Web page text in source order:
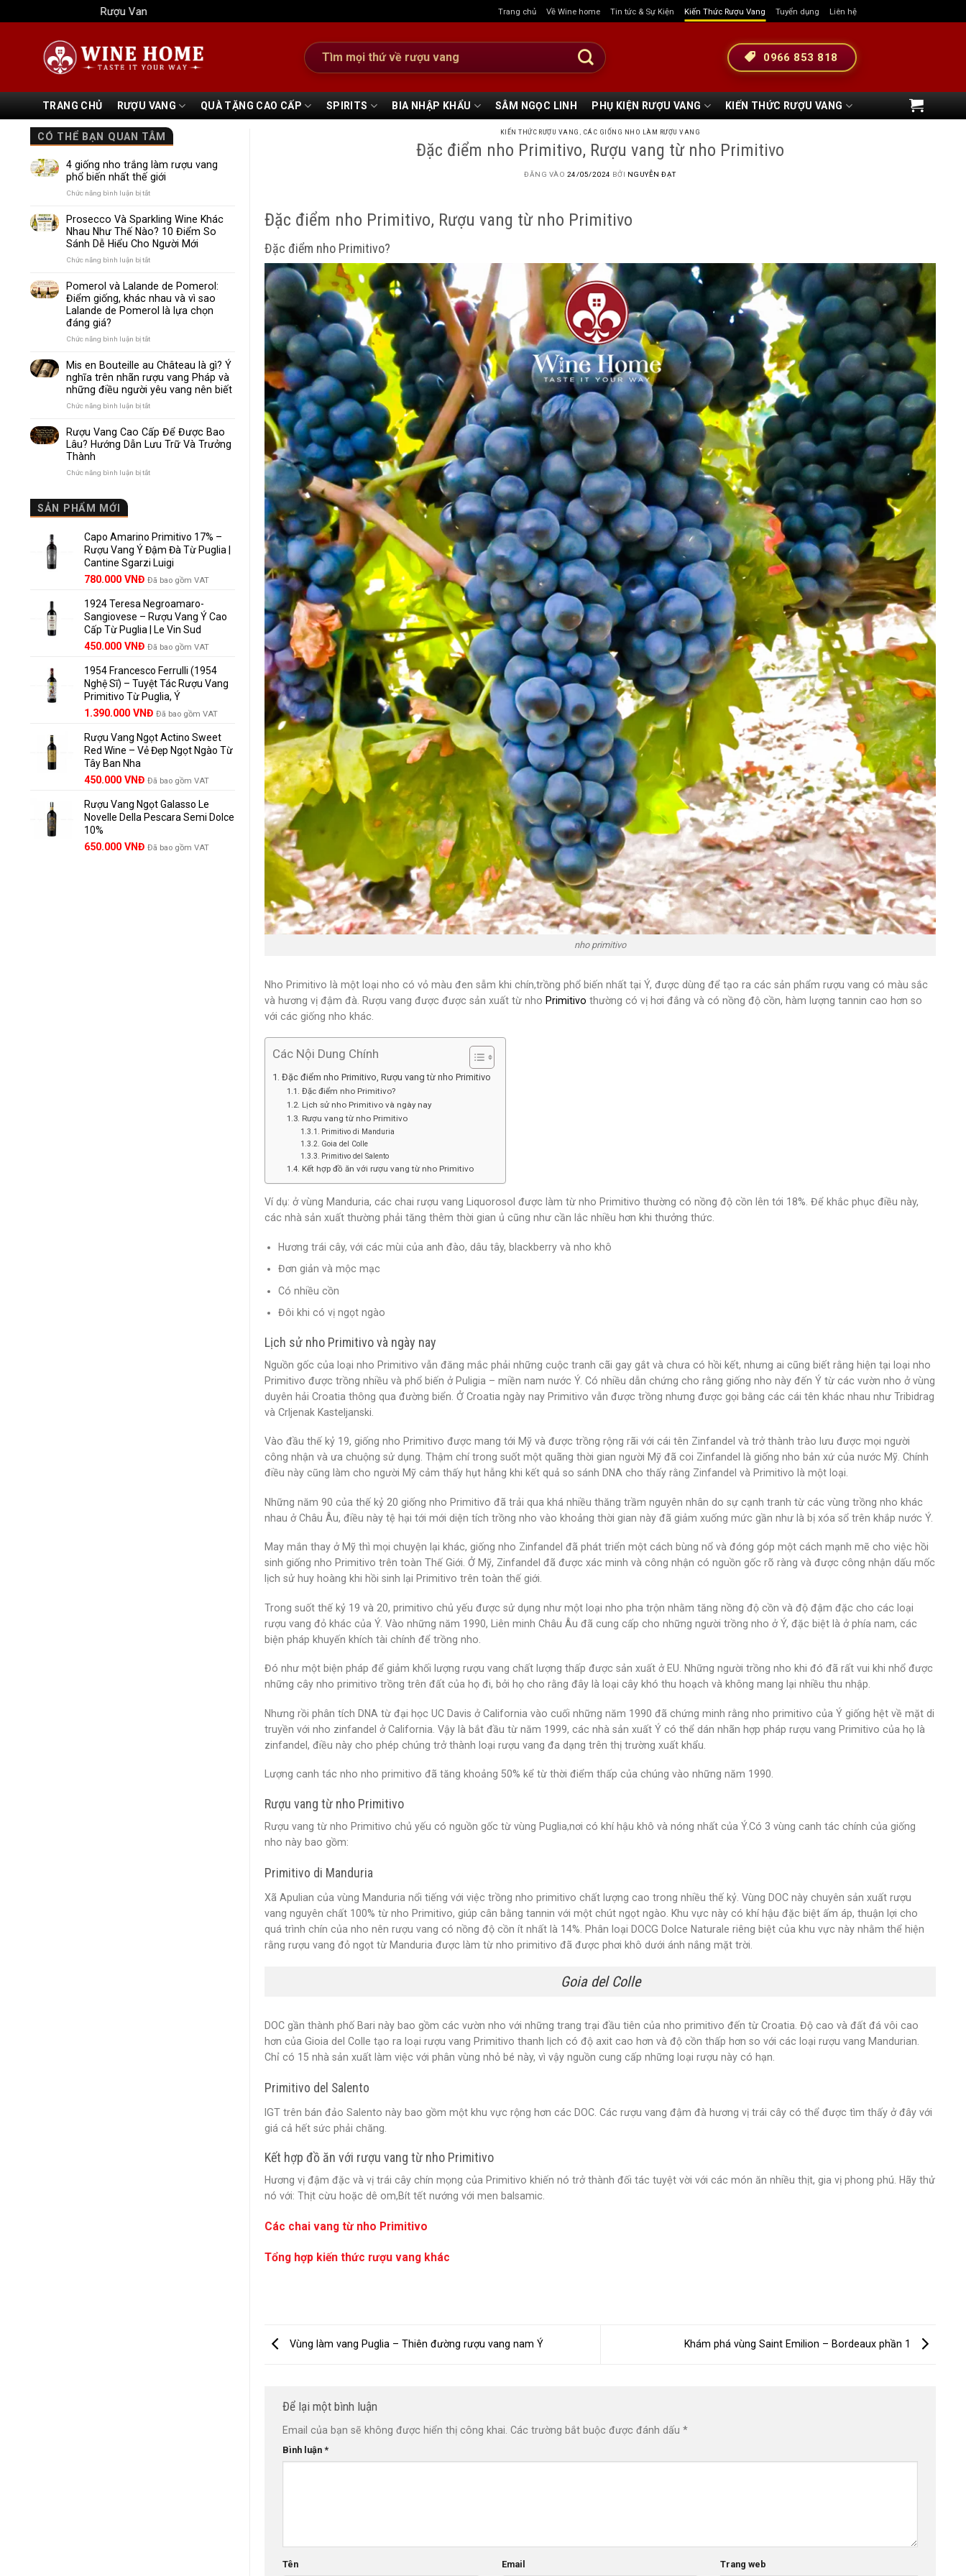
qua
Rượu Vang Wine Home Trang chủ Về Wine home Tin tức & Sự Kiện Kiến Thức Rượu Vang Tuyển dụng Liên hệ
Tìm
kiếm:
0966 853 818
TRANG CHỦ RƯỢU VANG QUÀ TẶNG CAO CẤP SPIRITS BIA NHẬP KHẨU SÂM NGỌC LINH PHỤ KIỆN RƯỢU VANG KIẾN THỨC RƯỢU VANG
CÓ THỂ BẠN QUAN TÂM
4 giống nho trắng làm rượu vang
phổ biến nhất thế giới
Chức năng bình luận bị tắtở
giống
nho
trắng
làm
biến
nhất
thế
Prosecco Và Sparkling Wine Khác
Nhau Như Thế Nào? 10 Điểm So
Sánh Dễ Hiểu Cho Người Mới
Chức năng bình luận bị tắtở
Và
Sparkling
Wine
Khác
10
Điểm
So
Dễ
Cho
Người
Pomerol và Lalande de Pomerol:
Điểm giống, khác nhau và vì sao
Lalande de Pomerol là lựa chọn
đáng giá?
Chức năng bình luận bị tắtở
Lalande
de
Pomerol:
nhau
và
chọn
đáng
giá?
Mis en Bouteille au Château là gì? Ý
nghĩa trên nhãn rượu vang Pháp và
những điều người yêu vang nên biết
Chức năng bình luận bị tắtở
en
Bouteille
au
rượu
vang
Pháp
và
những
yêu
vang
nên
Rượu Vang Cao Cấp Để Được Bao
Lâu? Hướng Dẫn Lưu Trữ Và Trưởng
Thành
Chức năng bình luận bị tắtở
Được
Bao
Lâu?
Hướng
Dẫn
Trữ
Và
Trưởng
Thành
SẢN PHẨM MỚI
Capo Amarino Primitivo 17% –
Rượu Vang Ý Đậm Đà Từ Puglia |
Cantine Sgarzi Luigi
Giá
là:
858.000 VNĐ.
780.000 VNĐGiá
tại
là:
780.000 VNĐ.
Đã bao gồm VAT
1924 Teresa Negroamaro-
Sangiovese – Rượu Vang Ý Cao
Cấp Từ Puglia | Le Vin Sud
Giá
là:
495.000 VNĐ.
450.000 VNĐGiá
tại
là:
450.000 VNĐ.
Đã bao gồm VAT
1954 Francesco Ferrulli (1954
Nghệ Sĩ) – Tuyệt Tác Rượu Vang
Primitivo Từ Puglia, Ý
Giá
là:
1.529.000 VNĐ.
1.390.000 VNĐGiá
tại
là:
Đã bao gồm VAT
Rượu Vang Ngọt Actino Sweet
Red Wine – Vẻ Đẹp Ngọt Ngào Từ
Tây Ban Nha
450.000 VNĐ Đã bao gồm VAT
Rượu Vang Ngọt Galasso Le
Novelle Della Pescara Semi Dolce
10%
650.000 VNĐ Đã bao gồm VAT
KIẾN THỨC RƯỢU VANG CÁC GIỐNG NHO LÀM RƯỢU VANG
Đặc điểm nho Primitivo, Rượu vang từ nho Primitivo
ĐĂNG VÀO 24/05/2024 BỞI NGUYỄN ĐẠT
Đặc điểm nho Primitivo, Rượu vang từ nho Primitivo
Đặc điểm nho Primitivo?
nho primitivo
Nho Primitivo là một loại nho có vỏ màu đen sẫm khi chín,trồng phổ biến nhất tại Ý, được dùng để tạo ra các sản phẩm rượu vang có màu sắc
và hương vị đậm đà. Rượu vang được được sản xuất từ nho Primitivo thường có vị hơi đắng và có nồng độ cồn, hàm lượng tannin cao hơn so
với các giống nho khác.
Các Nội Dung Chính
Đặc điểm nho Primitivo, Rượu vang từ nho Primitivo
Đặc điểm nho Primitivo?
Lịch sử nho Primitivo và ngày nay
Rượu vang từ nho Primitivo
Primitivo di Manduria
Goia del Colle
Primitivo del Salento
Kết hợp đồ ăn với rượu vang từ nho Primitivo
Ví dụ: ở vùng Manduria, các chai rượu vang Liquorosol được làm từ nho Primitivo thường có nồng độ cồn lên tới 18%. Để khắc phục điều này,
các nhà sản xuất thường phải tăng thêm thời gian ủ cũng như cần lắc nhiều hơn khi thưởng thức.
Hương trái cây, với các mùi của anh đào, dâu tây, blackberry và nho khô
Đơn giản và mộc mạc
Có nhiều cồn
Đôi khi có vị ngọt ngào
Lịch sử nho Primitivo và ngày nay
Nguồn gốc của loại nho Primitivo vẫn đăng mắc phải những cuộc tranh cãi gay gắt và chưa có hồi kết, nhưng ai cũng biết rằng hiện tại loại nho
Primitivo được trồng nhiều và phổ biến ở Puligia – miền nam nước Ý. Có nhiều dẫn chứng cho rằng giống nho này đến Ý từ các vườn nho ở vùng
duyên hải Croatia thông qua đường biển. Ở Croatia ngày nay Primitivo vẫn được trồng nhưng được gọi bằng các cái tên khác nhau như Tribidrag
và Crljenak Kasteljanski.
Vào đầu thế kỷ 19, giống nho Primitivo được mang tới Mỹ và được trồng rộng rãi với cái tên Zinfandel và trở thành trào lưu được mọi người
công nhận và ưa chuộng sử dụng. Thậm chí trong suốt một quãng thời gian người Mỹ đã coi Zinfandel là giống nho bản xứ của nước Mỹ. Chính
điều này cũng làm cho người Mỹ cảm thấy hụt hẫng khi kết quả so sánh DNA cho thấy rằng Zinfandel và Primitivo là một loại.
Những năm 90 của thế kỷ 20 giống nho Primitivo đã trải qua khá nhiều thăng trầm nguyên nhân do sự cạnh tranh từ các vùng trồng nho khác
nhau ở Châu Âu, điều này tệ hại tới mới diện tích trồng nho vào khoảng thời gian này đã giảm xuống mức gần như là bị xóa sổ trên khắp nước Ý.
May mắn thay ở Mỹ thì mọi chuyện lại khác, giống nho Zinfandel đã phát triển một cách bùng nổ và đóng góp một cách mạnh mẽ cho việc hồi
sinh giống nho Primitivo trên toàn Thế Giới. Ở Mỹ, Zinfandel đã được xác minh và công nhận có nguồn gốc rõ ràng và được công nhận dấu mốc
lịch sử huy hoàng khi hồi sinh lại Primitivo trên toàn thế giới.
Trong suốt thế kỷ 19 và 20, primitivo chủ yếu được sử dụng như một loại nho pha trộn nhằm tăng nồng độ cồn và độ đậm đặc cho các loại
rượu vang đỏ khác của Ý. Vào những năm 1990, Liên minh Châu Âu đã cung cấp cho những người trồng nho ở Ý, đặc biệt là ở phía nam, các
biện pháp khuyến khích tài chính để trồng nho.
Đó như một biện pháp để giảm khối lượng rượu vang chất lượng thấp được sản xuất ở EU. Những người trồng nho khi đó đã rất vui khi nhổ được
những cây nho primitivo trồng trên đất của họ đi, bởi họ cho rằng đây là loại cây khó thu hoạch và không mang lại nhiều thu nhập.
Nhưng rồi phân tích DNA từ đại học UC Davis ở California vào cuối những năm 1990 đã chứng minh rằng nho primitivo của Ý giống hệt về mặt di
truyền với nho zinfandel ở California. Vậy là bắt đầu từ năm 1999, các nhà sản xuất Ý có thể dán nhãn hợp pháp rượu vang Primitivo của họ là
zinfandel, điều này cho phép chúng trở thành loại rượu vang đa dạng trên thị trường xuất khẩu.
Lượng canh tác nho nho primitivo đã tăng khoảng 50% kể từ thời điểm thấp của chúng vào những năm 1990.
Rượu vang từ nho Primitivo
Rượu vang từ nho Primitivo chủ yếu có nguồn gốc từ vùng Puglia,nơi có khí hậu khô và nóng nhất của Ý.Có 3 vùng canh tác chính của giống
nho này bao gồm:
Primitivo di Manduria
Xã Apulian của vùng Manduria nổi tiếng với việc trồng nho primitivo chất lượng cao trong nhiều thế kỷ. Vùng DOC này chuyên sản xuất rượu
vang nguyên chất 100% từ nho Primitivo, giúp cân bằng tannin với một chút ngọt ngào. Khu vực này có khí hậu đặc biệt ấm áp, thuận lợi cho
quá trình chín của nho nên rượu vang có nồng độ cồn ít nhất là 14%. Phân loại DOCG Dolce Naturale riêng biệt của khu vực này nhằm thể hiện
rằng rượu vang đỏ ngọt từ Manduria được làm từ nho primitivo đã được phơi khô dưới ánh nắng mặt trời.
Goia del Colle
DOC gần thành phố Bari này bao gồm các vườn nho với những trang trại đầu tiên của nho primitivo đến từ Croatia. Độ cao và đất đá vôi cao
hơn của Gioia del Colle tạo ra loại rượu vang Primitivo thanh lịch có độ axit cao hơn và độ cồn thấp hơn so với các loại rượu vang Mandurian.
Chỉ có 15 nhà sản xuất làm việc với phân vùng nhỏ bé này, vì vậy nguồn cung cấp những loại rượu này có hạn.
Primitivo del Salento
IGT trên bán đảo Salento này bao gồm một khu vực rộng hơn các DOC. Các rượu vang đậm đà hương vị trái cây có thể được tìm thấy ở đây với
giá cả hết sức phải chăng.
Kết hợp đồ ăn với rượu vang từ nho Primitivo
Hương vị đậm đặc và vị trái cây chín mọng của Primitivo khiến nó trở thành đối tác tuyệt vời với các món ăn nhiều thịt, gia vị phong phú. Hãy thử
nó với: Thịt cừu hoặc dê om,Bít tết nướng với men balsamic.
Các chai vang từ nho Primitivo
Tổng hợp kiến thức rượu vang khác
Vùng làm vang Puglia – Thiên đường rượu vang nam Ý Khám phá vùng Saint Emilion – Bordeaux phần 1
Để lại một bình luận
Email của bạn sẽ không được hiển thị công khai. Các trường bắt buộc được đánh dấu *
Bình luận *
Tên Email Trang web